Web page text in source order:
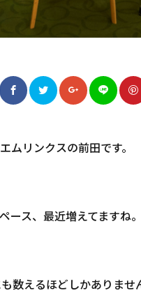
ムリンクスの前田です。
ス、最近増えてますね。
数えるほどしかありませ